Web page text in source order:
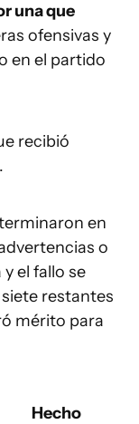
una que
ofensivas y
en el partido
recibió
en
o
el fallo se
restantes
mérito para
Hecho